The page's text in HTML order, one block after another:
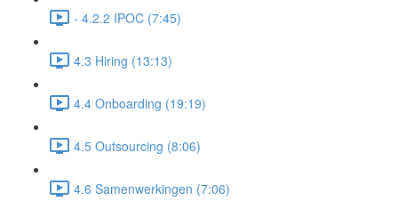
- 4.2.2 IPOC (7:45)
4.3 Hiring (13:13)
4.4 Onboarding (19:19)
4.5 Outsourcing (8:06)
4.6 Samenwerkingen (7:06)